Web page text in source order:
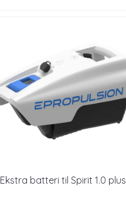
Ekstra batteri til Spirit 1.0 plus